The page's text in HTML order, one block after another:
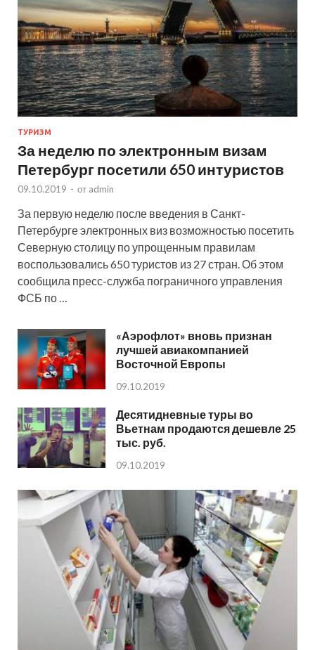
ТУРИЗМ
За неделю по электронным визам
Петербург посетили 650 интуристов
09.10.2019 - от admin
За первую неделю после введения в Санкт-
Петербурге электронных виз возможностью посетить
Северную столицу по упрощенным правилам
воспользовались 650 туристов из 27 стран. Об этом
сообщила пресс-служба пограничного управления
ФСБ по …
«Аэрофлот» вновь признан
лучшей авиакомпанией
Восточной Европы
09.10.2019
Десятидневные туры во
Вьетнам продаются дешевле 25
тыс. руб.
09.10.2019